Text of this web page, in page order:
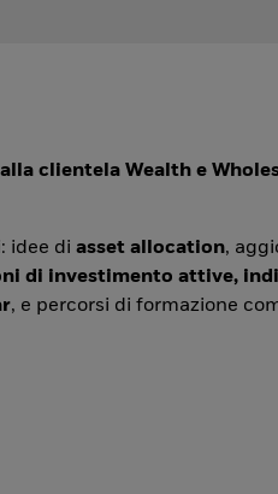
alla clientela Wealth e
idee di asset allocation,
di investimento attive,
, e percorsi di formazione